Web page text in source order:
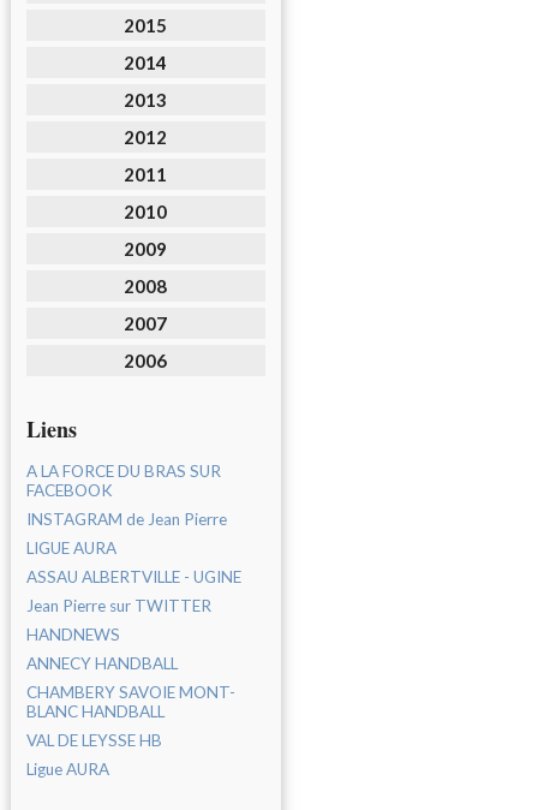
2015
2014
2013
2012
2011
2010
2009
2008
2007
2006
Liens
A LA FORCE DU BRAS SUR
FACEBOOK
INSTAGRAM de Jean Pierre
LIGUE AURA
ASSAU ALBERTVILLE - UGINE
Jean Pierre sur TWITTER
HANDNEWS
ANNECY HANDBALL
CHAMBERY SAVOIE MONT-
BLANC HANDBALL
VAL DE LEYSSE HB
Ligue AURA